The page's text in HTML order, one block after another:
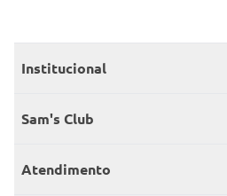
Institucional
Quem somos
Sam's Club
Seja sócio
Atendimento